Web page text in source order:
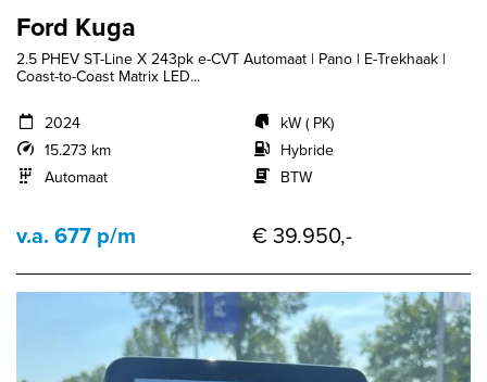
Ford Kuga
2.5 PHEV ST-Line X 243pk e-CVT Automaat | Pano | E-Trekhaak |
Coast-to-Coast Matrix LED...
2024
15.273 km
Automaat
kW ( PK)
Hybride
BTW
v.a. 677 p/m € 39.950,-